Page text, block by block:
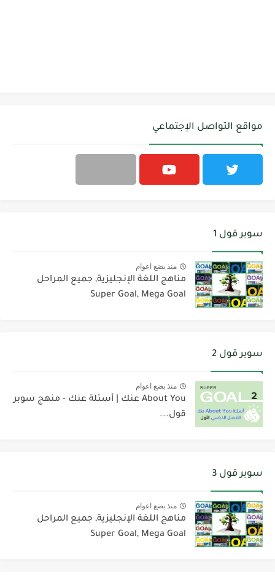
مواقع التواصل الإجتماعي
سوبر قول 1
منذ بضع اعوام
مناهج اللغة الإنجليزية, جميع المراحل
Super Goal, Mega Goal
سوبر قول 2
منذ بضع اعوام
About You عنك | أسئلة عنك - منهج سوبر
قول...
سوبر قول 3
منذ بضع اعوام
مناهج اللغة الإنجليزية, جميع المراحل
Super Goal, Mega Goal